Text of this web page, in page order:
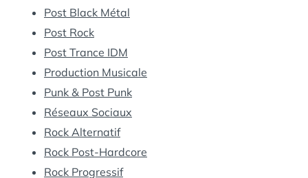
Post Black Métal
Post Rock
Post Trance IDM
Production Musicale
Punk & Post Punk
Réseaux Sociaux
Rock Alternatif
Rock Post-Hardcore
Rock Progressif